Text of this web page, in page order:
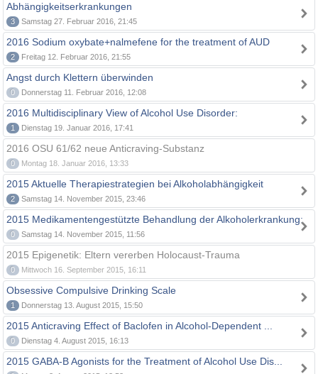
Abhängigkeitserkrankungen
3 Samstag 27. Februar 2016, 21:45
2016 Sodium oxybate+nalmefene for the treatment of AUD
2 Freitag 12. Februar 2016, 21:55
Angst durch Klettern überwinden
0 Donnerstag 11. Februar 2016, 12:08
2016 Multidisciplinary View of Alcohol Use Disorder:
1 Dienstag 19. Januar 2016, 17:41
2016 OSU 61/62 neue Anticraving-Substanz
0 Montag 18. Januar 2016, 13:33
2015 Aktuelle Therapiestrategien bei Alkoholabhängigkeit
2 Samstag 14. November 2015, 23:46
2015 Medikamentengestützte Behandlung der Alkoholerkrankung:
0 Samstag 14. November 2015, 11:56
2015 Epigenetik: Eltern vererben Holocaust-Trauma
0 Mittwoch 16. September 2015, 16:11
Obsessive Compulsive Drinking Scale
1 Donnerstag 13. August 2015, 15:50
2015 Anticraving Effect of Baclofen in Alcohol-Dependent ...
0 Dienstag 4. August 2015, 16:13
2015 GABA-B Agonists for the Treatment of Alcohol Use Dis...